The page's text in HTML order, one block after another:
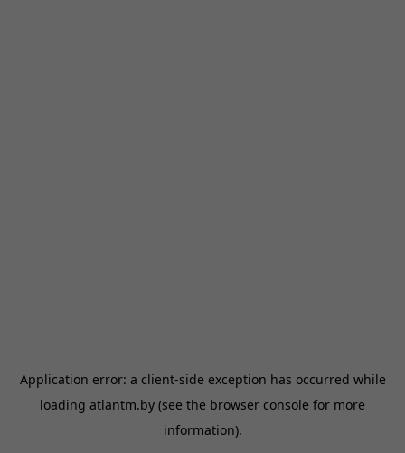
Application error: a client-side exception has occurred while
loading atlantm.by (see the browser console for more
information).